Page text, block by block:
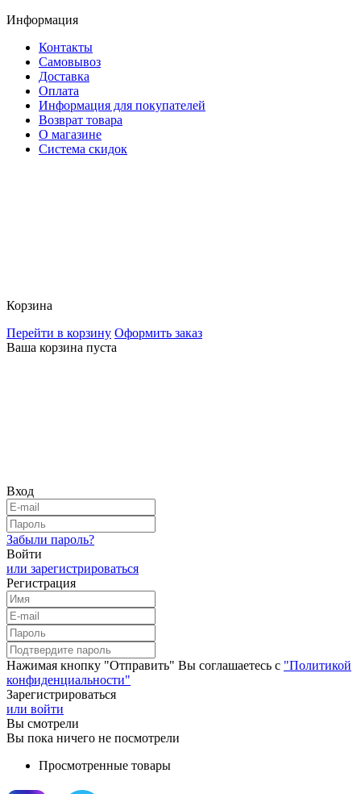
Информация
Контакты
Самовывоз
Доставка
Оплата
Информация для покупателей
Возврат товара
О магазине
Система скидок
Корзина
Перейти в корзину Оформить заказ
Ваша корзина пуста
Вход
Забыли пароль?
Войти
или зарегистрироваться
Регистрация
Нажимая кнопку "Отправить" Вы соглашаетесь с "Политикой
конфиденциальности"
Зарегистрироваться
или войти
Вы смотрели
Вы пока ничего не посмотрели
Просмотренные товары